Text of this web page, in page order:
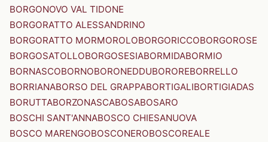
BORGONOVO VAL TIDONE
BORGORATTO ALESSANDRINO
BORGORATTO MORMOROLOBORGORICCOBORGOROSE
BORGOSATOLLOBORGOSESIABORMIDABORMIO
BORNASCOBORNOBORONEDDUBOROREBORRELLO
BORRIANABORSO DEL GRAPPABORTIGALIBORTIGIADAS
BORUTTABORZONASCABOSABOSARO
BOSCHI SANT'ANNABOSCO CHIESANUOVA
BOSCO MARENGOBOSCONEROBOSCOREALE